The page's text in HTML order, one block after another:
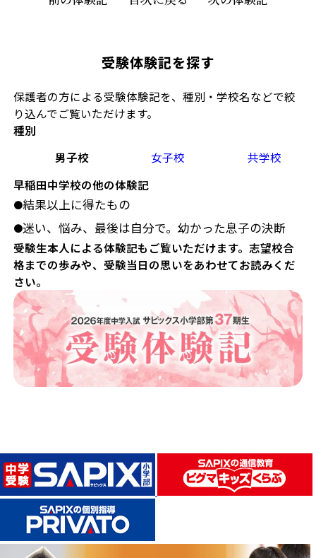
受験体験記を探す
保護者の方による受験体験記を、種別・学校名などで絞
り込んでご覧いただけます。
種別
男子校
女子校
共学校
早稲田中学校の他の体験記
●結果以上に得たもの
●迷い、悩み、最後は自分で。幼かった息子の決断
受験生本人による体験記もご覧いただけます。志望校合
格までの歩みや、受験当日の思いをあわせてお読みくだ
さい。